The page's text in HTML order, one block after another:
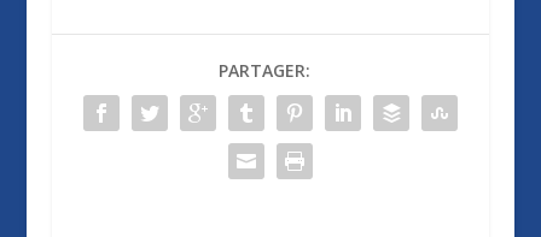
PARTAGER: